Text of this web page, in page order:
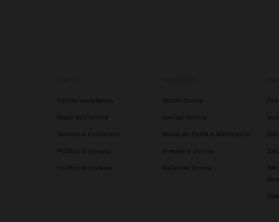
Centro assistenza
Stato dell'ordine
Termini e Condizioni
Politica di privacy
Politica di cookies
Vestiti Donna
Sandali Donna
Borse da Festa e Matrimonio
Sneakers Donna
Ballerine Donna